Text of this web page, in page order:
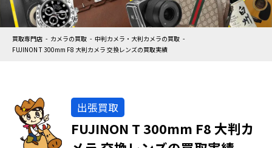
買取専門店 カメラの買取
中判カメラ・大判カメラの買取
FUJINON T 300mm F8 大判カメラ 交換レンズの買取実績
出張買取
FUJINON T 300mm F8 大判カ